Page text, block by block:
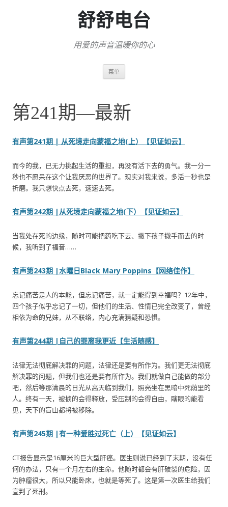
舒舒电台
用爱的声音温暖你的心
菜单
第241期—最新
有声第241期 | 从死境走向蒙福之地(上）【见证如云】
而今的我，已无力挑起生活的重担，再没有活下去的勇气。我一分一
秒也不愿呆在这个让我厌恶的世界了。现实对我来说，多活一秒也是
折磨。我只想快点去死，速速去死。
有声第242期 |从死境走向蒙福之地(下）【见证如云】
当我处在死的边缘，随时可能把药吃下去、撇下孩子撒手而去的时
候，我听到了福音……
有声第243期 |水曜日Black Mary Poppins【网络佳作】
忘记痛苦是人的本能，但忘记痛苦，就一定能得到幸福吗？12年中，
四个孩子似乎忘记了一切，但他们的生活、性情已完全改变了，曾经
相依为命的兄妹，从不联络，内心充满猜疑和恐惧。
有声第244期 |自己的罪离我更近【生活随感】
法律无法彻底解决罪的问题，法律还是要有所作为。我们更无法彻底
解决罪的问题，但我们也还是要有所作为。我们就做自己能做的部分
吧，然后等那清晨的日光从高天临到我们，照亮坐在黑暗中死荫里的
人。终有一天，被掳的会得释放，受压制的会得自由，瞎眼的能看
见，天下的盲山都将被移除。
有声第245期 |有一种爱胜过死亡（上）【见证如云】
CT报告显示是16厘米的巨大型肝癌。医生则说已经到了末期，没有任
何的办法，只有一个月左右的生命。他随时都会有肝破裂的危险，因
为肿瘤很大，所以只能卧床，也就是等死了。这是第一次医生给我们
宣判了死刑。